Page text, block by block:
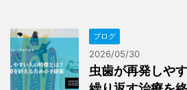
ブログ
2026/05/30
虫歯が再発しや